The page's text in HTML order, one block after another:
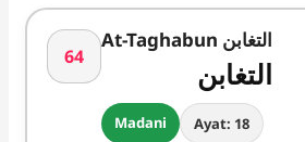
64
At-Taghabun التغابن
التغابن
Madani Ayat: 18